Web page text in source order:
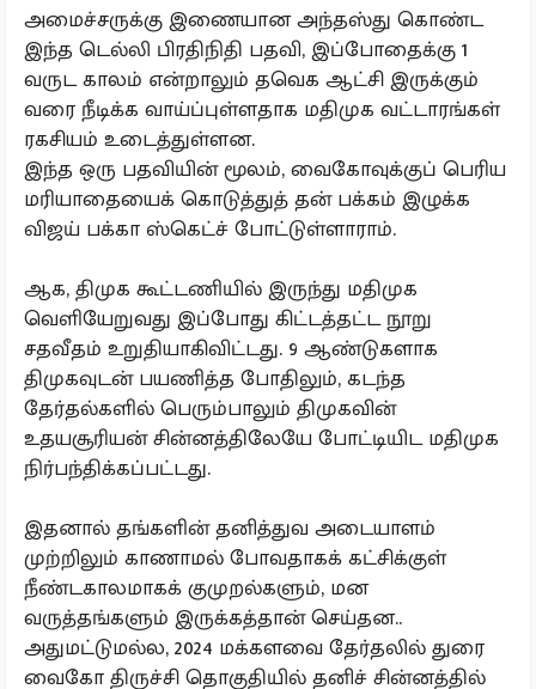
அமைச்சருக்கு இணையான அந்தஸ்து கொண்ட
இந்த டெல்லி பிரதிநிதி பதவி, இப்போதைக்கு 1
வருட காலம் என்றாலும் தவெக ஆட்சி இருக்கும்
வரை நீடிக்க வாய்ப்புள்ளதாக மதிமுக வட்டாரங்கள்
ரகசியம் உடைத்துள்ளன.
இந்த ஒரு பதவியின் மூலம், வைகோவுக்குப் பெரிய
மரியாதையைக் கொடுத்துத் தன் பக்கம் இழுக்க
விஜய் பக்கா ஸ்கெட்ச் போட்டுள்ளாராம்.
ஆக, திமுக கூட்டணியில் இருந்து மதிமுக
வெளியேறுவது இப்போது கிட்டத்தட்ட நூறு
சதவீதம் உறுதியாகிவிட்டது. 9 ஆண்டுகளாக
திமுகவுடன் பயணித்த போதிலும், கடந்த
தேர்தல்களில் பெரும்பாலும் திமுகவின்
உதயசூரியன் சின்னத்திலேயே போட்டியிட மதிமுக
நிர்பந்திக்கப்பட்டது.
இதனால் தங்களின் தனித்துவ அடையாளம்
முற்றிலும் காணாமல் போவதாகக் கட்சிக்குள்
நீண்டகாலமாகக் குமுறல்களும், மன
வருத்தங்களும் இருக்கத்தான் செய்தன..
அதுமட்டுமல்ல, 2024 மக்களவை தேர்தலில் துரை
வைகோ திருச்சி தொகுதியில் தனிச் சின்னத்தில்